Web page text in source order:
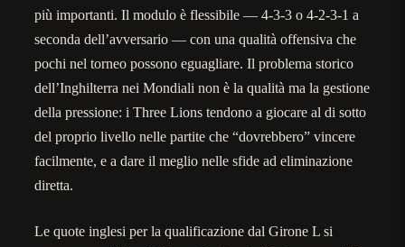
più importanti. Il modulo è flessibile — 4-3-3 o 4-2-3-1 a
seconda dell’avversario — con una qualità offensiva che
pochi nel torneo possono eguagliare. Il problema storico
dell’Inghilterra nei Mondiali non è la qualità ma la gestione
della pressione: i Three Lions tendono a giocare al di sotto
del proprio livello nelle partite che “dovrebbero” vincere
facilmente, e a dare il meglio nelle sfide ad eliminazione
diretta.
Le quote inglesi per la qualificazione dal Girone L si